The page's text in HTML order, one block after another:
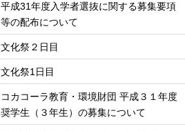
平成31年度入学者選抜に関する募集要項
等の配布について
文化祭２日目
文化祭1日目
コカコーラ教育・環境財団 平成３１年度
奨学生（３年生）の募集について